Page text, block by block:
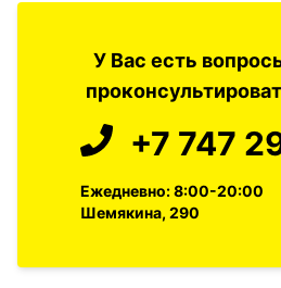
У Вас есть
+7 747
Ежедневно: 8:00-20:00
Шемякина, 290